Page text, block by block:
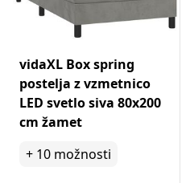
vidaXL Box spring
postelja z vzmetnico
LED svetlo siva 80x200
cm žamet
+ 10 možnosti